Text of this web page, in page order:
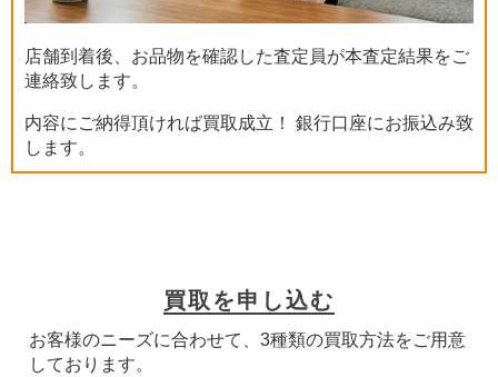
店舗到着後、お品物を確認した査定員が本査定結果をご
連絡致します。
内容にご納得頂ければ買取成立！ 銀行口座にお振込み致
します。
買取を申し込む
お客様のニーズに合わせて、3種類の買取方法をご用意
しております。